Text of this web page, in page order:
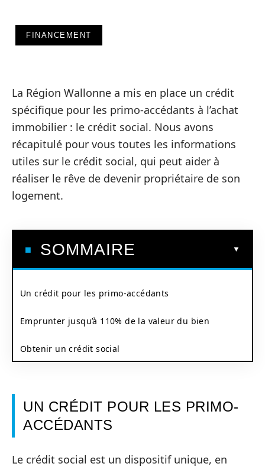
FINANCEMENT
La Région Wallonne a mis en place un crédit
spécifique pour les primo-accédants à l’achat
immobilier : le crédit social. Nous avons
récapitulé pour vous toutes les informations
utiles sur le crédit social, qui peut aider à
réaliser le rêve de devenir propriétaire de son
logement.
SOMMAIRE
Un crédit pour les primo-accédants
Emprunter jusqu’à 110% de la valeur du bien
Obtenir un crédit social
UN CRÉDIT POUR LES PRIMO-
ACCÉDANTS
Le crédit social est un dispositif unique, en